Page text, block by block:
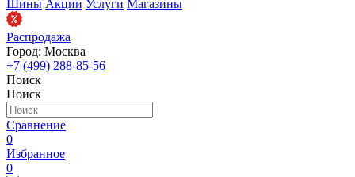
Шины Акции Услуги Магазины
Распродажа
Город: Москва
+7 (499) 288-85-56
Поиск
Поиск
Сравнение
0
Избранное
0